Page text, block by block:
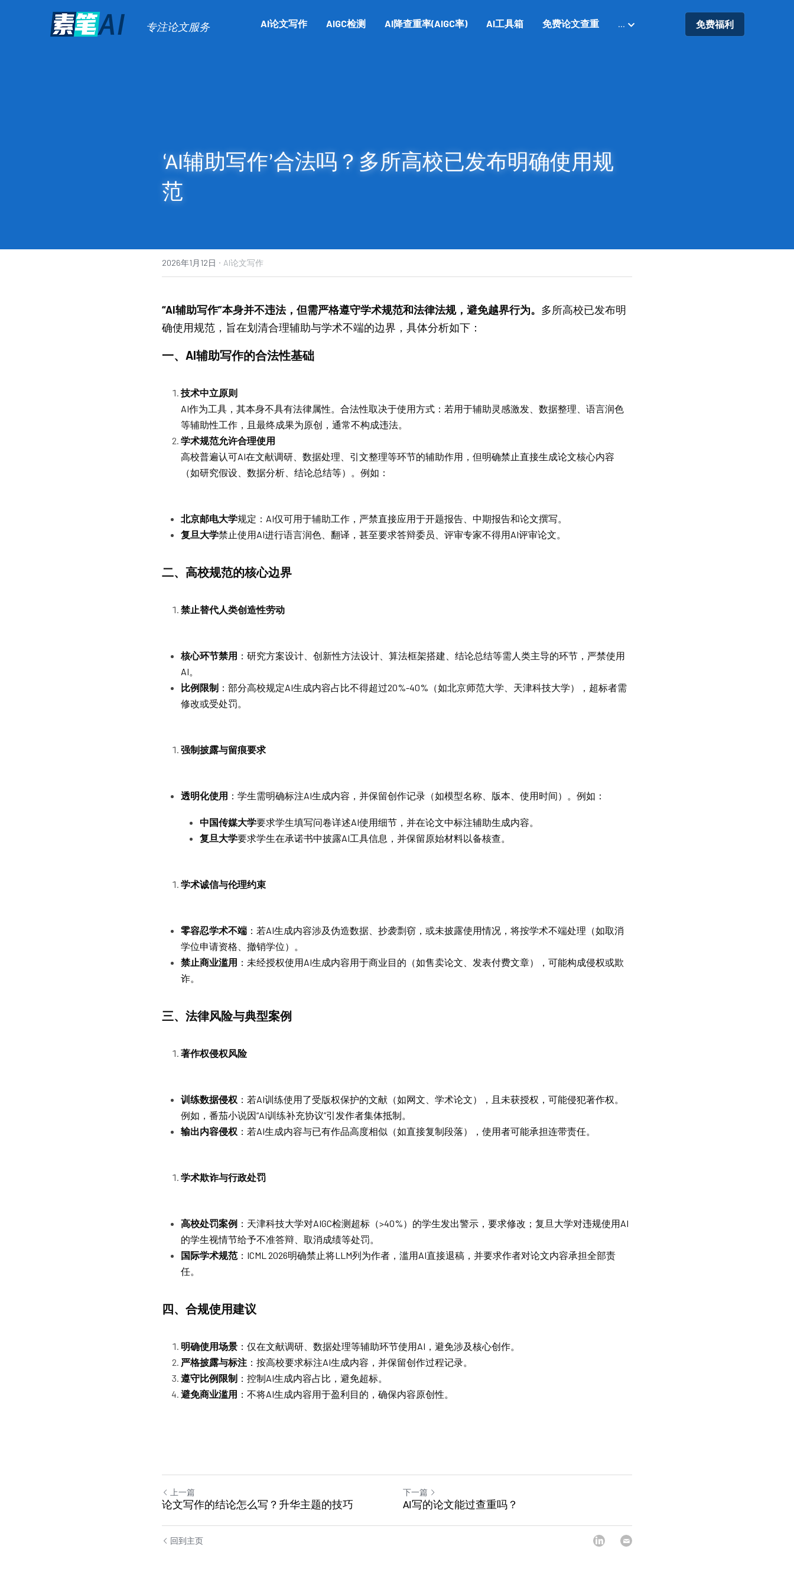
专注论文服务 AI论文写作 AIGC检测 AI降查重率(AIGC率) AI工具箱 免费论文查重 … 免费福利
‘AI辅助写作’合法吗？多所高校已发布明确使用规
范
2026年1月12日 · AI论文写作
“AI辅助写作”本身并不违法，但需严格遵守学术规范和法律法规，避免越界行为。 多所高校已发布明
确使用规范，旨在划清合理辅助与学术不端的边界，具体分析如下：
一、AI辅助写作的合法性基础
技术中立原则
AI作为工具，其本身不具有法律属性。合法性取决于使用方式：若用于辅助灵感激发、数据整理、语言润色
等辅助性工作，且最终成果为原创，通常不构成违法。
学术规范允许合理使用
高校普遍认可AI在文献调研、数据处理、引文整理等环节的辅助作用，但明确禁止直接生成论文核心内容
（如研究假设、数据分析、结论总结等）。例如：
北京邮电大学规定：AI仅可用于辅助工作，严禁直接应用于开题报告、中期报告和论文撰写。
复旦大学禁止使用AI进行语言润色、翻译，甚至要求答辩委员、评审专家不得用AI评审论文。
二、高校规范的核心边界
禁止替代人类创造性劳动
核心环节禁用 ：研究方案设计、创新性方法设计、算法框架搭建、结论总结等需人类主导的环节，严禁使用
AI。
比例限制 ：部分高校规定AI生成内容占比不得超过20%-40%（如北京师范大学、天津科技大学），超标者需
修改或受处罚。
强制披露与留痕要求
透明化使用 ：学生需明确标注AI生成内容，并保留创作记录（如模型名称、版本、使用时间）。例如：
中国传媒大学要求学生填写问卷详述AI使用细节，并在论文中标注辅助生成内容。
复旦大学要求学生在承诺书中披露AI工具信息，并保留原始材料以备核查。
学术诚信与伦理约束
零容忍学术不端 ：若AI生成内容涉及伪造数据、抄袭剽窃，或未披露使用情况，将按学术不端处理（如取消
学位申请资格、撤销学位）。
禁止商业滥用 ：未经授权使用AI生成内容用于商业目的（如售卖论文、发表付费文章），可能构成侵权或欺
诈。
三、法律风险与典型案例
著作权侵权风险
训练数据侵权 ：若AI训练使用了受版权保护的文献（如网文、学术论文），且未获授权，可能侵犯著作权。
例如，番茄小说因“AI训练补充协议”引发作者集体抵制。
输出内容侵权 ：若AI生成内容与已有作品高度相似（如直接复制段落），使用者可能承担连带责任。
学术欺诈与行政处罚
高校处罚案例 ：天津科技大学对AIGC检测超标（>40%）的学生发出警示，要求修改；复旦大学对违规使用AI
的学生视情节给予不准答辩、取消成绩等处罚。
国际学术规范：ICML 2026明确禁止将LLM列为作者，滥用AI直接退稿，并要求作者对论文内容承担全部责
任。
四、合规使用建议
明确使用场景 ：仅在文献调研、数据处理等辅助环节使用AI，避免涉及核心创作。
严格披露与标注 ：按高校要求标注AI生成内容，并保留创作过程记录。
遵守比例限制 ：控制AI生成内容占比，避免超标。
避免商业滥用 ：不将AI生成内容用于盈利目的，确保内容原创性。
上一篇
论文写作的结论怎么写？升华主题的技巧
下一篇
AI写的论文能过查重吗？
回到主页